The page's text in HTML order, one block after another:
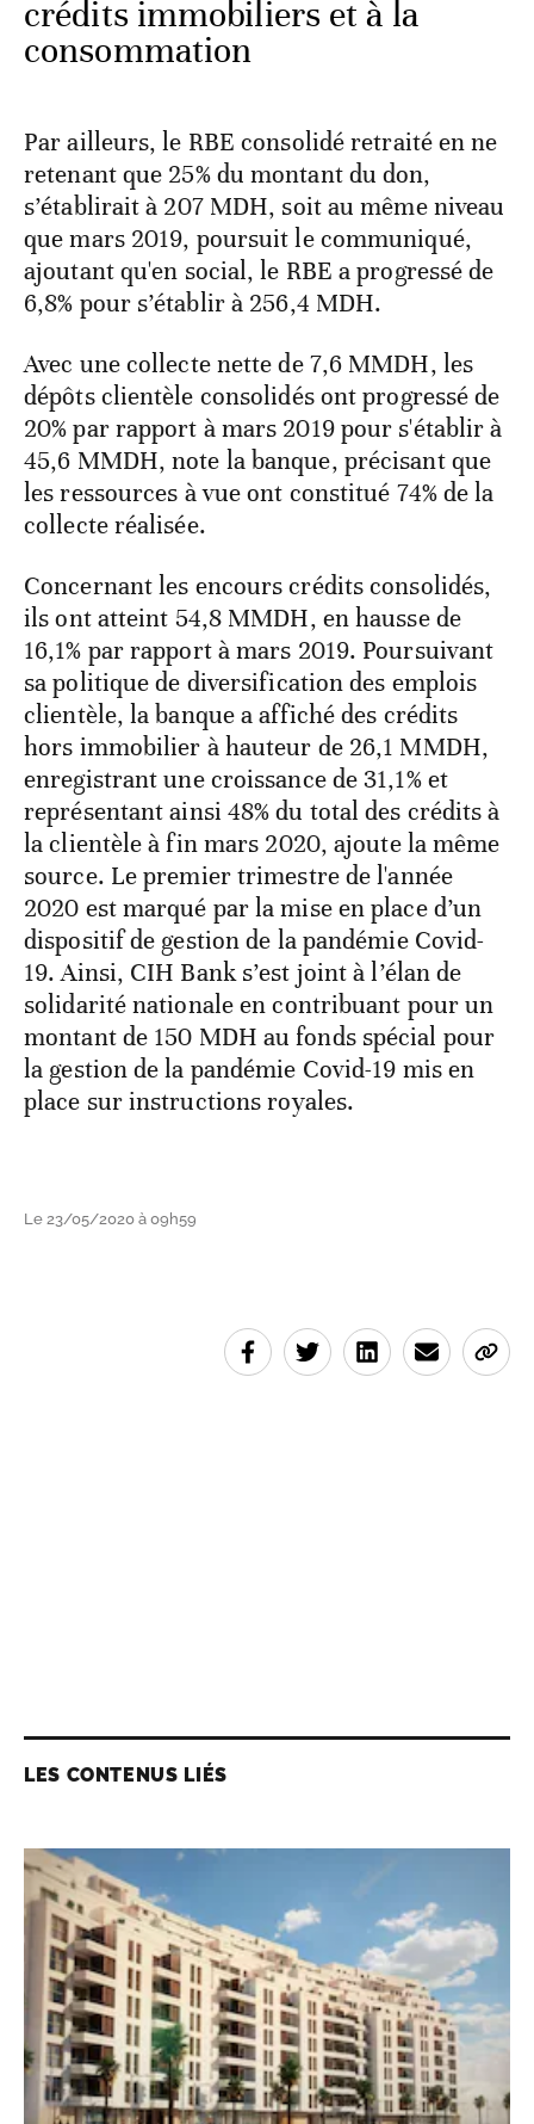
crédits immobiliers et à la
consommation
Par ailleurs, le RBE consolidé retraité en ne
retenant que 25% du montant du don,
s’établirait à 207 MDH, soit au même niveau
que mars 2019, poursuit le communiqué,
ajoutant qu'en social, le RBE a progressé de
6,8% pour s’établir à 256,4 MDH.
Avec une collecte nette de 7,6 MMDH, les
dépôts clientèle consolidés ont progressé de
20% par rapport à mars 2019 pour s'établir à
45,6 MMDH, note la banque, précisant que
les ressources à vue ont constitué 74% de la
collecte réalisée.
Concernant les encours crédits consolidés,
ils ont atteint 54,8 MMDH, en hausse de
16,1% par rapport à mars 2019. Poursuivant
sa politique de diversification des emplois
clientèle, la banque a affiché des crédits
hors immobilier à hauteur de 26,1 MMDH,
enregistrant une croissance de 31,1% et
représentant ainsi 48% du total des crédits à
la clientèle à fin mars 2020, ajoute la même
source. Le premier trimestre de l'année
2020 est marqué par la mise en place d’un
dispositif de gestion de la pandémie Covid-
19. Ainsi, CIH Bank s’est joint à l’élan de
solidarité nationale en contribuant pour un
montant de 150 MDH au fonds spécial pour
la gestion de la pandémie Covid-19 mis en
place sur instructions royales.
Le 23/05/2020 à 09h59
LES CONTENUS LIÉS